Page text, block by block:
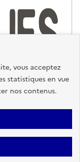
vous acceptez
statistiques en vue
nos contenus.
Mentions
cookies
FAQ